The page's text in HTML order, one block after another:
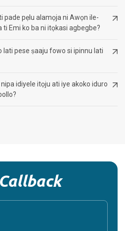
pade pẹlu alamọja ni Awọn ile-
Emi ko ba ni itọkasi agbegbe?
lati pese ṣaaju fowo si ipinnu lati
idiyele itọju ati iye akoko iduro